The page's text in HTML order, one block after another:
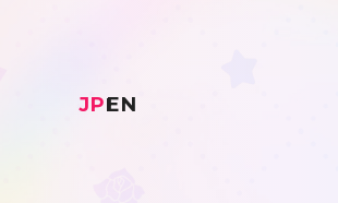
JPEN